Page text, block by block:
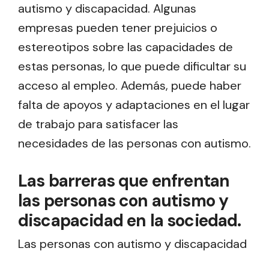
autismo y discapacidad. Algunas
empresas pueden tener prejuicios o
estereotipos sobre las capacidades de
estas personas, lo que puede dificultar su
acceso al empleo. Además, puede haber
falta de apoyos y adaptaciones en el lugar
de trabajo para satisfacer las
necesidades de las personas con autismo.
Las barreras que enfrentan
las personas con autismo y
discapacidad en la sociedad.
Las personas con autismo y discapacidad